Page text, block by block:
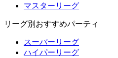
マスターリーグ
リーグ別おすすめパーティ
スーパーリーグ
ハイパーリーグ